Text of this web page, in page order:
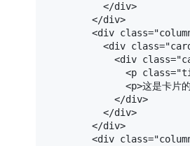
</div>
</div>
<div class=
<div class=
<div class=
<p class=
<p>这是卡片
</div>
</div>
</div>
<div class=